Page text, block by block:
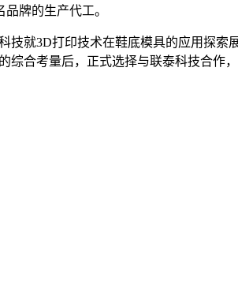
牌的生产代工。
就3D打印技术在鞋底模具的应用探索
合考量后，正式选择与联泰科技合作，